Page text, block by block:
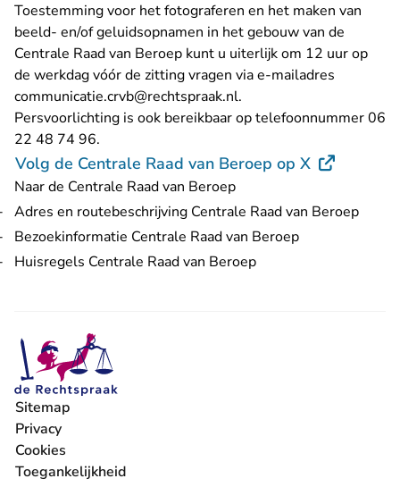
Toestemming voor het fotograferen en het maken van
beeld- en/of geluidsopnamen in het gebouw van de
Centrale Raad van Beroep kunt u uiterlijk om 12 uur op
de werkdag vóór de zitting vragen via e-mailadres
communicatie.crvb@rechtspraak.nl- U verlaat
.
Persvoorlichting is ook bereikbaar op telefoonnummer 06
22 48 74 96.
Volg de Centrale Raad van Beroep op X- U verlaat
Naar de Centrale Raad van Beroep
Adres en routebeschrijving Centrale Raad van Beroep
Bezoekinformatie Centrale Raad van Beroep
Huisregels Centrale Raad van Beroep
Sitemap
Privacy
Cookies
Toegankelijkheid